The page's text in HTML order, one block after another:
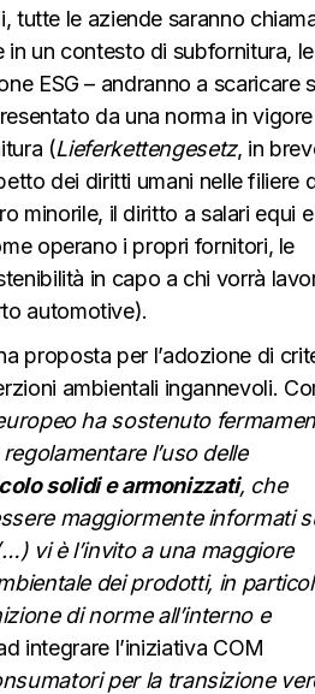
tutte le aziende saranno
un contesto di subfornitura, le
ESG – andranno a scaricare
da una norma in
(Lieferkettengesetz, in
dei diritti umani nelle filiere
minorile, il diritto a salari equi
operano i propri fornitori, le
in capo a chi vorrà
automotive).
proposta per l’adozione di
ambientali ingannevoli.
ha sostenuto
l’uso delle
solidi e armonizzati, che
maggiormente informati
vi è l’invito a una maggiore
dei prodotti, in
di norme all’interno e
integrare l’iniziativa COM
per la transizione